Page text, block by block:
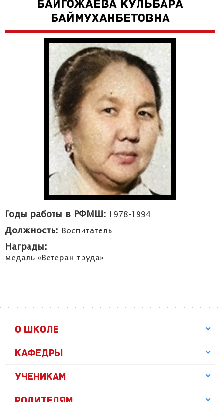
БАЙГОЖАЕВА КУЛЬБАРА
БАЙМУХАНБЕТОВНА
Годы работы в РФМШ: 1978-1994
Должность: Воспитатель
Награды:
медаль «Ветеран труда»
О ШКОЛЕ
КАФЕДРЫ
УЧЕНИКАМ